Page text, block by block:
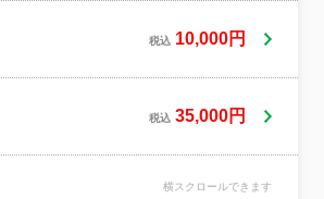
様にプレゼントいたします☆（Amazon・
Apple・Google Play・QUOカードPay・
税込 10,000円
税込 35,000円
横スクロールできます